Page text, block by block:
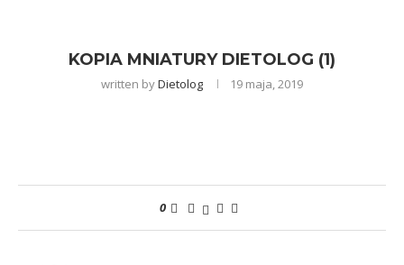
KOPIA MNIATURY DIETOLOG (1)
written byDietolog 19 maja, 2019
0